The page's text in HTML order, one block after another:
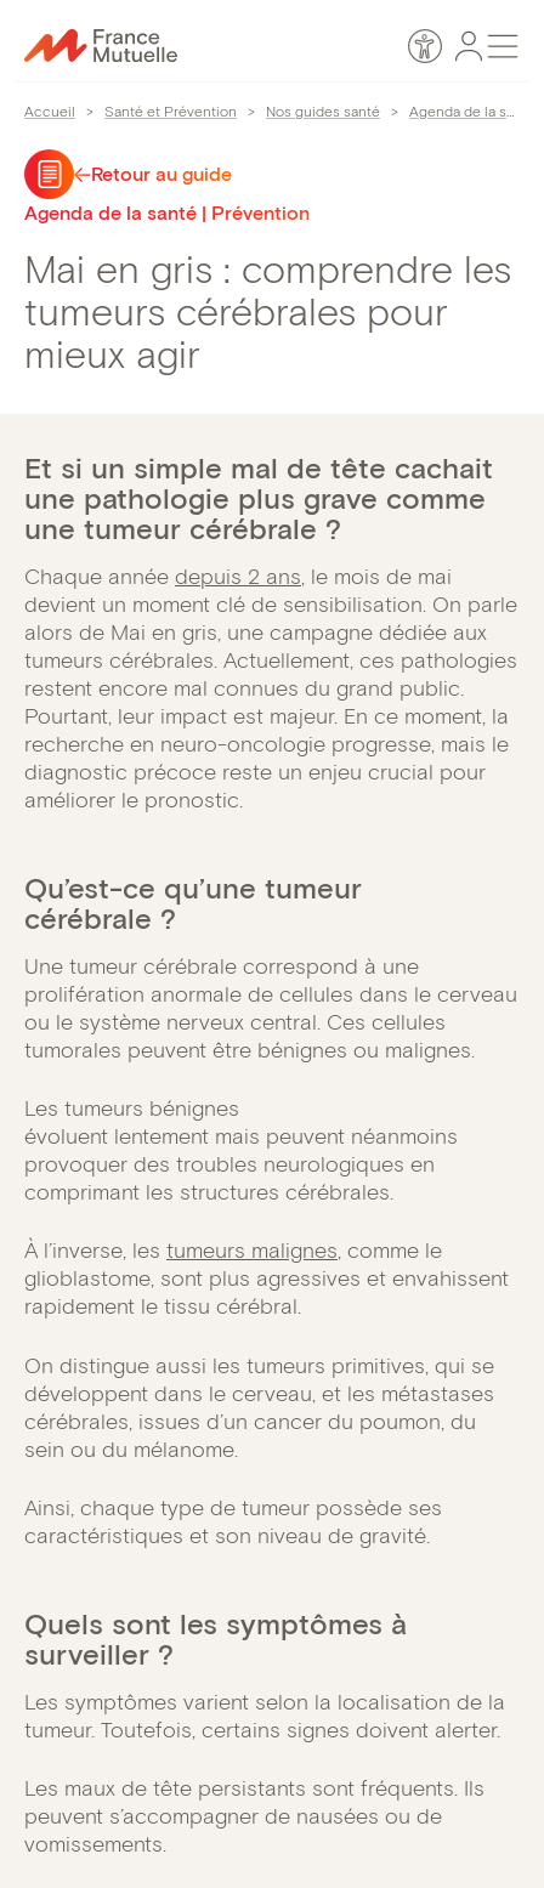
au
Accessibilité
Espace
Accueil > Santé et Prévention > Nos guides santé > Agenda de la santé
Retour au guide
Agenda de la santé | Prévention
Mai en gris : comprendre les
tumeurs cérébrales pour
mieux agir
Et si un simple mal de tête cachait
une pathologie plus grave comme
une tumeur cérébrale ?
Chaque année depuis 2 ans, le mois de mai
devient un moment clé de sensibilisation. On parle
alors de Mai en gris, une campagne dédiée aux
tumeurs cérébrales. Actuellement, ces pathologies
restent encore mal connues du grand public.
Pourtant, leur impact est majeur. En ce moment, la
recherche en neuro-oncologie progresse, mais le
diagnostic précoce reste un enjeu crucial pour
améliorer le pronostic.
Qu’est-ce qu’une tumeur
cérébrale ?
Une tumeur cérébrale correspond à une
prolifération anormale de cellules dans le cerveau
ou le système nerveux central. Ces cellules
tumorales peuvent être bénignes ou malignes.
Les tumeurs bénignes
évoluent lentement mais peuvent néanmoins
provoquer des troubles neurologiques en
comprimant les structures cérébrales.
À l’inverse, les tumeurs malignes, comme le
glioblastome, sont plus agressives et envahissent
rapidement le tissu cérébral.
On distingue aussi les tumeurs primitives, qui se
développent dans le cerveau, et les métastases
cérébrales, issues d’un cancer du poumon, du
sein ou du mélanome.
Ainsi, chaque type de tumeur possède ses
caractéristiques et son niveau de gravité.
Quels sont les symptômes à
surveiller ?
Les symptômes varient selon la localisation de la
tumeur. Toutefois, certains signes doivent alerter.
Les maux de tête persistants sont fréquents. Ils
peuvent s’accompagner de nausées ou de
vomissements.